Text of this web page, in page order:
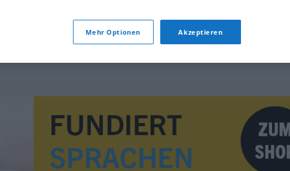
Mehr Optionen Akzeptieren